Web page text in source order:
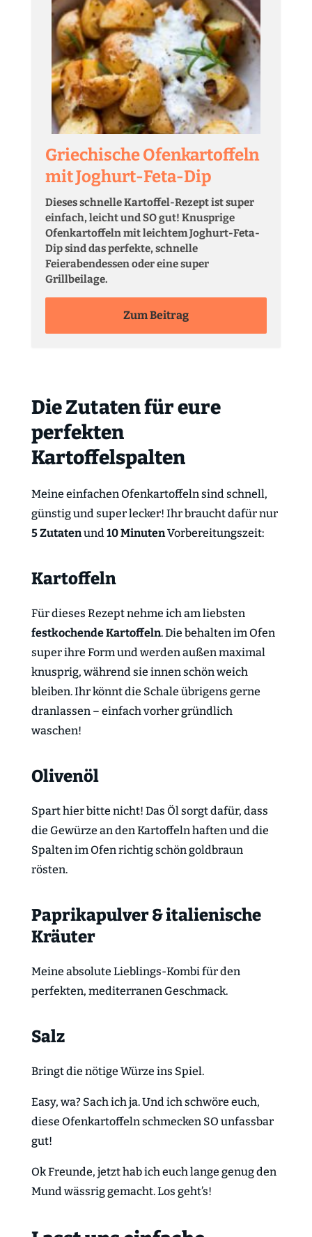
Griechische Ofenkartoffeln
mit Joghurt-Feta-Dip
Dieses schnelle Kartoffel-Rezept ist super
einfach, leicht und SO gut! Knusprige
Ofenkartoffeln mit leichtem Joghurt-Feta-
Dip sind das perfekte, schnelle
Feierabendessen oder eine super
Grillbeilage.
Zum Beitrag
Die Zutaten für eure
perfekten
Kartoffelspalten
Meine einfachen Ofenkartoffeln sind schnell,
günstig und super lecker! Ihr braucht dafür nur
5 Zutatenund 10 MinutenVorbereitungszeit:
Kartoffeln
Für dieses Rezept nehme ich am liebsten
festkochende Kartoffeln. Die behalten im Ofen
super ihre Form und werden außen maximal
knusprig, während sie innen schön weich
bleiben. Ihr könnt die Schale übrigens gerne
dranlassen – einfach vorher gründlich
waschen!
Olivenöl
Spart hier bitte nicht! Das Öl sorgt dafür, dass
die Gewürze an den Kartoffeln haften und die
Spalten im Ofen richtig schön goldbraun
rösten.
Paprikapulver & italienische
Kräuter
Meine absolute Lieblings-Kombi für den
perfekten, mediterranen Geschmack.
Salz
Bringt die nötige Würze ins Spiel.
Easy, wa? Sach ich ja. Und ich schwöre euch,
diese Ofenkartoffeln schmecken SO unfassbar
gut!
Ok Freunde, jetzt hab ich euch lange genug den
Mund wässrig gemacht. Los geht’s!